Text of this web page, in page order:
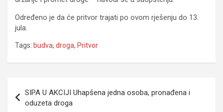
Određeno je da će pritvor trajati po ovom rješenju do 13.
jula.
Tags: budva, droga, Pritvor
članaka
SIPA U AKCIJI Uhapšena jedna osoba, pronađena i
oduzeta droga